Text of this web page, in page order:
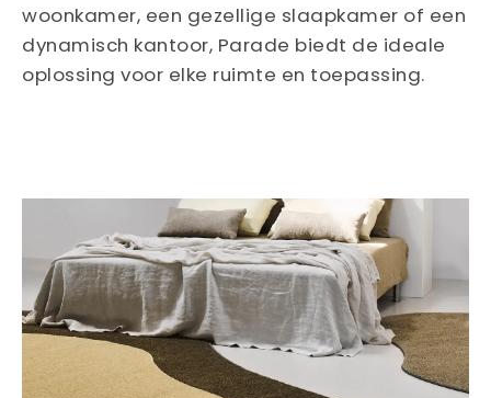
woonkamer, een gezellige slaapkamer of een
dynamisch kantoor, Parade biedt de ideale
oplossing voor elke ruimte en toepassing.